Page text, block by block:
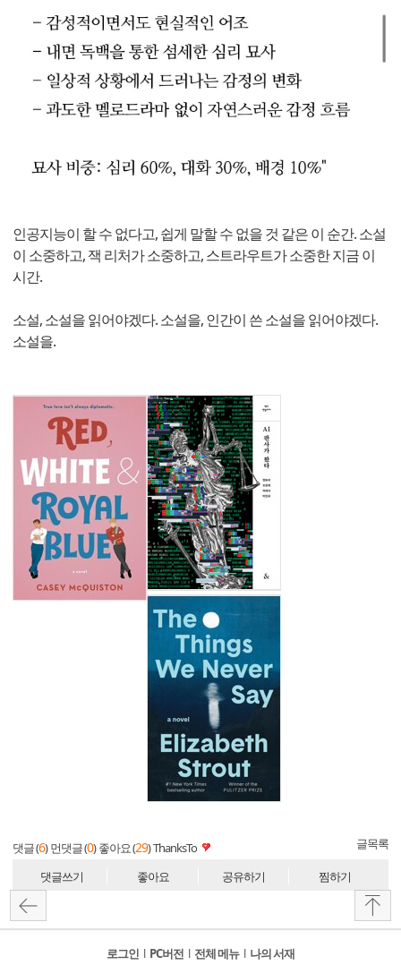
​인공지능이 할 수 없다고, 쉽게 말할 수 없을 것 같은 이 순간. 소설
이 소중하고, 잭 리처가 소중하고, 스트라우트가 소중한 지금 이
시간.
소설, 소설을 읽어야겠다. 소설을, 인간이 쓴 소설을 읽어야겠다.
소설을.
댓글 (6) 먼댓글 (0) 좋아요 (29)ThanksTo 글목록
댓글쓰기 좋아요 공유하기 찜하기
로그인 l PC버전 l 전체 메뉴 l 나의 서재